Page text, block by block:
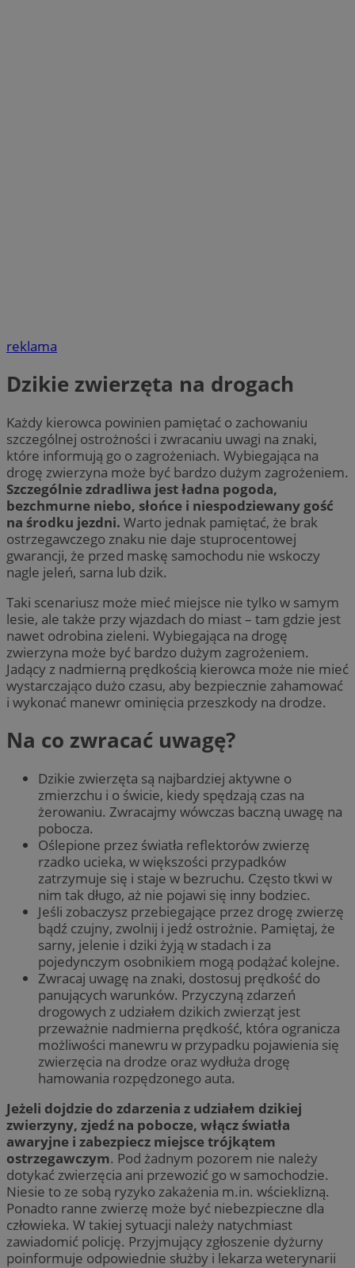
reklama
Dzikie zwierzęta na drogach
Każdy kierowca powinien pamiętać o zachowaniu
szczególnej ostrożności i zwracaniu uwagi na znaki,
które informują go o zagrożeniach. Wybiegająca na
drogę zwierzyna może być bardzo dużym zagrożeniem.
Szczególnie zdradliwa jest ładna pogoda,
bezchmurne niebo, słońce i niespodziewany gość
na środku jezdni. Warto jednak pamiętać, że brak
ostrzegawczego znaku nie daje stuprocentowej
gwarancji, że przed maskę samochodu nie wskoczy
nagle jeleń, sarna lub dzik.
Taki scenariusz może mieć miejsce nie tylko w samym
lesie, ale także przy wjazdach do miast – tam gdzie jest
nawet odrobina zieleni. Wybiegająca na drogę
zwierzyna może być bardzo dużym zagrożeniem.
Jadący z nadmierną prędkością kierowca może nie mieć
wystarczająco dużo czasu, aby bezpiecznie zahamować
i wykonać manewr ominięcia przeszkody na drodze.
Na co zwracać uwagę?
Dzikie zwierzęta są najbardziej aktywne o
zmierzchu i o świcie, kiedy spędzają czas na
żerowaniu. Zwracajmy wówczas baczną uwagę na
pobocza.
Oślepione przez światła reflektorów zwierzę
rzadko ucieka, w większości przypadków
zatrzymuje się i staje w bezruchu. Często tkwi w
nim tak długo, aż nie pojawi się inny bodziec.
Jeśli zobaczysz przebiegające przez drogę zwierzę
bądź czujny, zwolnij i jedź ostrożnie. Pamiętaj, że
sarny, jelenie i dziki żyją w stadach i za
pojedynczym osobnikiem mogą podążać kolejne.
Zwracaj uwagę na znaki, dostosuj prędkość do
panujących warunków. Przyczyną zdarzeń
drogowych z udziałem dzikich zwierząt jest
przeważnie nadmierna prędkość, która ogranicza
możliwości manewru w przypadku pojawienia się
zwierzęcia na drodze oraz wydłuża drogę
hamowania rozpędzonego auta.
Jeżeli dojdzie do zdarzenia z udziałem dzikiej
zwierzyny, zjedź na pobocze, włącz światła
awaryjne i zabezpiecz miejsce trójkątem
ostrzegawczym. Pod żadnym pozorem nie należy
dotykać zwierzęcia ani przewozić go w samochodzie.
Niesie to ze sobą ryzyko zakażenia m.in. wścieklizną.
Ponadto ranne zwierzę może być niebezpieczne dla
człowieka. W takiej sytuacji należy natychmiast
zawiadomić policję. Przyjmujący zgłoszenie dyżurny
poinformuje odpowiednie służby i lekarza weterynarii